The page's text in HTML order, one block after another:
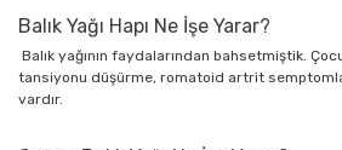
Balık Yağı Hapı Ne İşe Yarar?
Balık yağının faydalarından bahsetmiştik.
tansiyonu düşürme, romatoid artrit
vardır.